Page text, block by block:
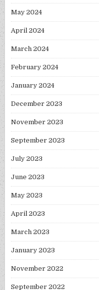
May 2024
April 2024
March 2024
February 2024
January 2024
December 2023
November 2023
September 2023
July 2023
June 2023
May 2023
April 2023
March 2023
January 2023
November 2022
September 2022